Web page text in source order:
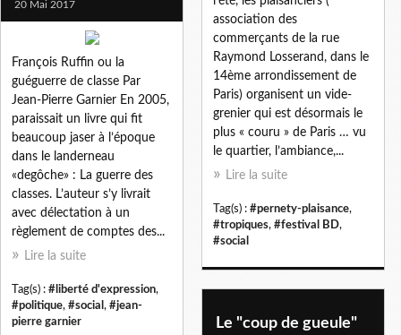
association des
commerçants de la rue
Raymond Losserand, dans le
14ème arrondissement de
Paris) organisent un vide-
grenier qui est désormais le
plus « couru » de Paris … vu
le quartier, l’ambiance,...
Lire la suite
Tag(s) : #pernety-plaisance,
#tropiques, #festival BD,
#social
20 Mai 2017
François Ruffin ou la
guéguerre de classe Par
Jean-Pierre Garnier En 2005,
paraissait un livre qui fit
beaucoup jaser à l’époque
dans le landerneau
«degôche» : La guerre des
classes. L’auteur s’y livrait
avec délectation à un
règlement de comptes des...
Lire la suite
Tag(s) : #liberté d'expression,
#politique, #social , #jean-
pierre garnier
Le "coup de gueule"